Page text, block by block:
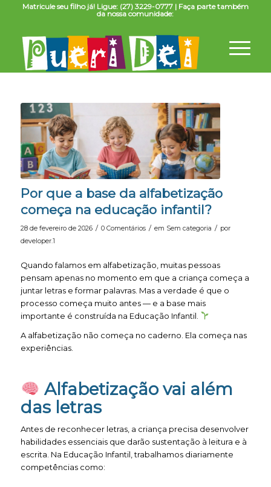
Matricule seu filho já! Ligue: (27) 3229-0777 | Faça parte também
da nossa comunidade:
Por que a base da alfabetização
começa na educação infantil?
28 de fevereiro de 2026 / 0 Comentários / em Sem categoria / por
developer.1
Quando falamos em alfabetização, muitas pessoas
pensam apenas no momento em que a criança começa a
juntar letras e formar palavras. Mas a verdade é que o
processo começa muito antes — e a base mais
importante é construída na Educação Infantil.
A alfabetização não começa no caderno. Ela começa nas
experiências.
Alfabetização vai além
das letras
Antes de reconhecer letras, a criança precisa desenvolver
habilidades essenciais que darão sustentação à leitura e à
escrita. Na Educação Infantil, trabalhamos diariamente
competências como: